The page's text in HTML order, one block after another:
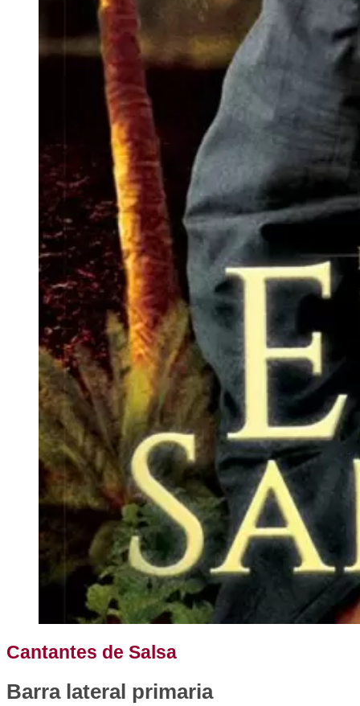
Cantantes de Salsa
Barra lateral primaria